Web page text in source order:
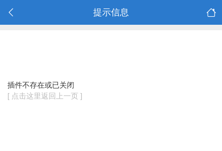
提示信息
插件不存在或已关闭
[ 点击这里返回上一页 ]